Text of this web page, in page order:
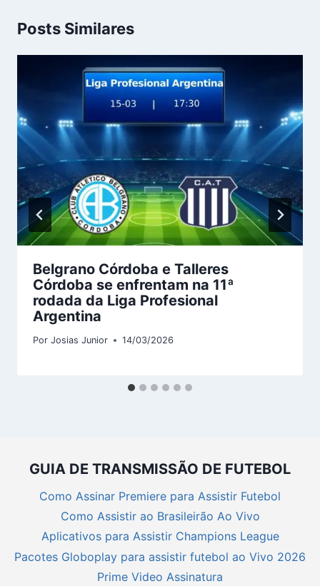
Posts Similares
Belgrano Córdoba e Talleres
Córdoba se enfrentam na 11ª
rodada da Liga Profesional
Argentina
Por Josias Junior 14/03/2026
GUIA DE TRANSMISSÃO DE FUTEBOL
Como Assinar Premiere para Assistir Futebol
Como Assistir ao Brasileirão Ao Vivo
Aplicativos para Assistir Champions League
Pacotes Globoplay para assistir futebol ao Vivo 2026
Prime Video Assinatura